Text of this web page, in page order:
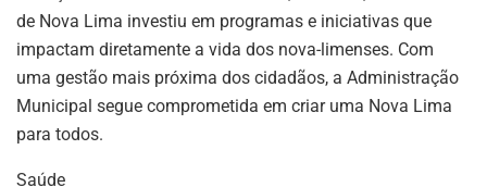
de Nova Lima investiu em programas e iniciativas que
impactam diretamente a vida dos nova-limenses. Com
uma gestão mais próxima dos cidadãos, a Administração
Municipal segue comprometida em criar uma Nova Lima
para todos.
Saúde